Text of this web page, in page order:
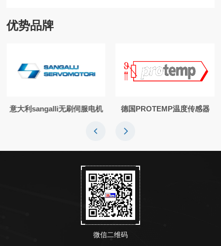
优势品牌
意大利sangalli无刷伺服电机 德国PROTEMP温度传感器
微信二维码